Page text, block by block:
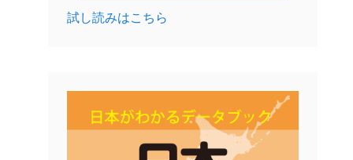
試し読みはこちら